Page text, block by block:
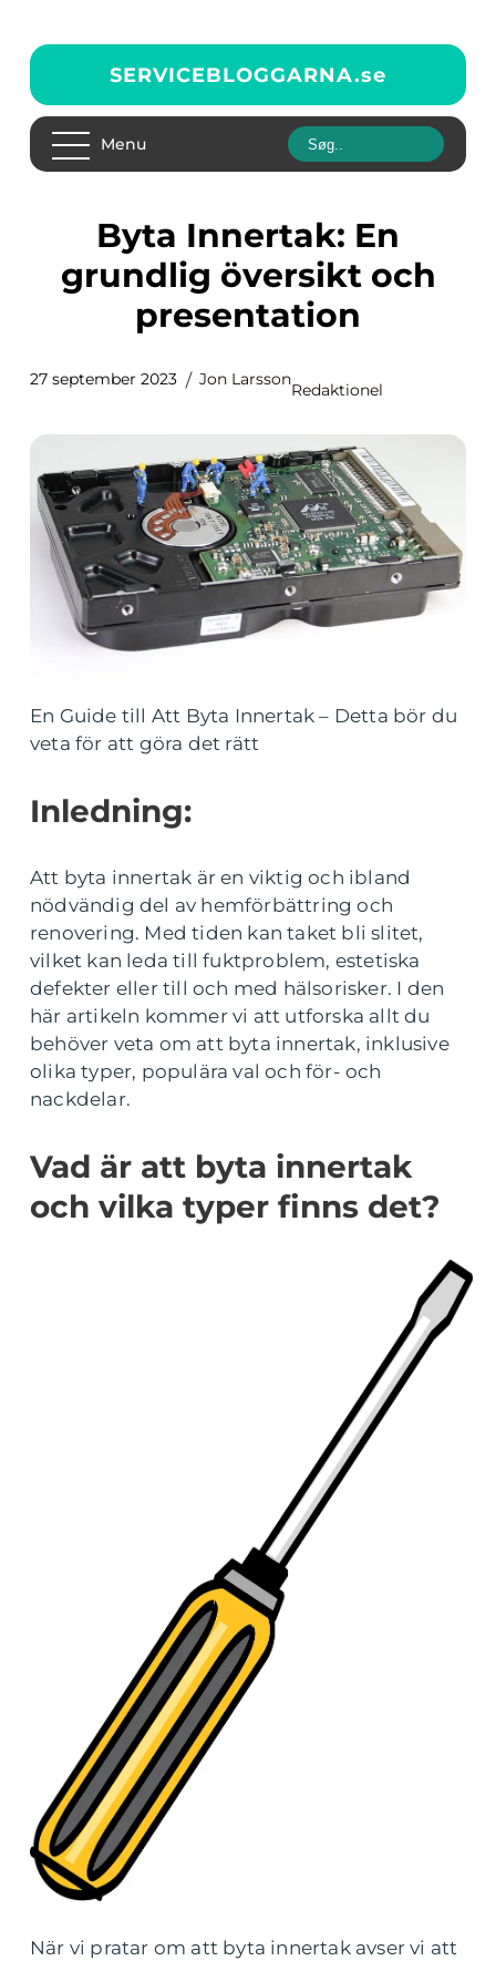
SERVICEBLOGGARNA.se
Menu
Byta Innertak: En
grundlig översikt och
presentation
27 september 2023 Jon Larsson
Redaktionel
En Guide till Att Byta Innertak – Detta bör du
veta för att göra det rätt
Inledning:
Att byta innertak är en viktig och ibland
nödvändig del av hemförbättring och
renovering. Med tiden kan taket bli slitet,
vilket kan leda till fuktproblem, estetiska
defekter eller till och med hälsorisker. I den
här artikeln kommer vi att utforska allt du
behöver veta om att byta innertak, inklusive
olika typer, populära val och för- och
nackdelar.
Vad är att byta innertak
och vilka typer finns det?
När vi pratar om att byta innertak avser vi att